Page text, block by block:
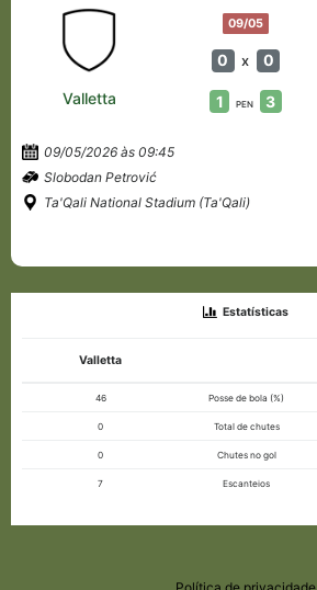
09/05
0 x 0
Valletta 1 PEN 3
09/05/2026 às 09:45
Slobodan Petrović
Ta'Qali National Stadium (Ta'Qali)
Estatísticas
Valletta
46 Posse de bola (%)
0 Total de chutes
0 Chutes no gol
7 Escanteios